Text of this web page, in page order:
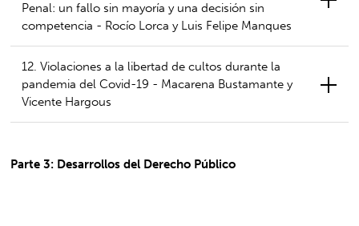
Penal: un fallo sin mayoría y una decisión sin
competencia - Rocío Lorca y Luis Felipe Manques
12. Violaciones a la libertad de cultos durante la
pandemia del Covid-19 - Macarena Bustamante y
Vicente Hargous
Parte 3: Desarrollos del Derecho Público